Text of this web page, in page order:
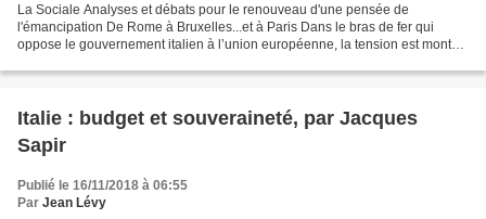
La Sociale Analyses et débats pour le renouveau d'une pensée de
l'émancipation De Rome à Bruxelles...et à Paris Dans le bras de fer qui
oppose le gouvernement italien à l’union européenne, la tension est montée
Italie : budget et souveraineté, par Jacques
Sapir
Publié le 16/11/2018 à 06:55
Par Jean Lévy